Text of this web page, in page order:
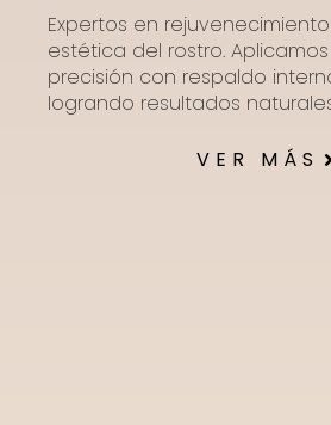
Expertos en
estética del rostro.
precisión con respaldo
logrando resultados
VER MÁS